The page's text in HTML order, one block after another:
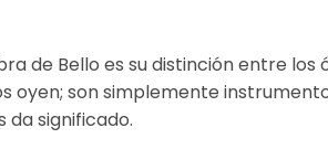
de Bello es su distinción entre los
oyen; son simplemente
da significado.